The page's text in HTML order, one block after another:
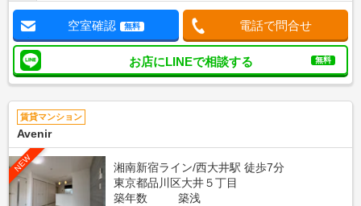
空室確認 無料 電話で問合せ
お店にLINEで相談する 無料
賃貸マンション
Avenir
NEW
湘南新宿ライン/西大井駅 徒歩7分
東京都品川区大井５丁目
築年数
築浅